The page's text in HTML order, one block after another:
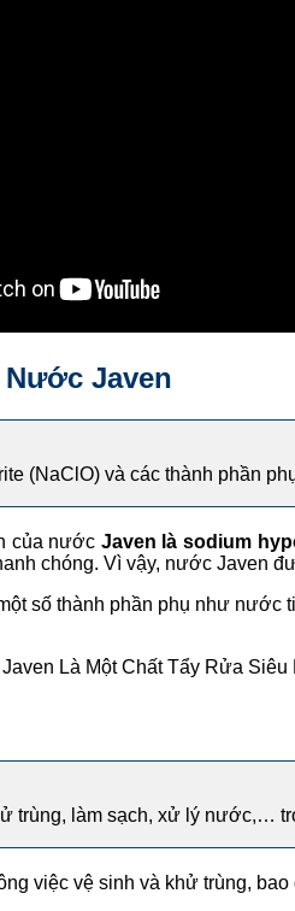
Javen
(NaClO) và các thành phần
của nước Javen là sodium
chóng. Vì vậy, nước Javen
số thành phần phụ như nước
Là Một Chất Tẩy Rửa Siêu
trùng, làm sạch, xử lý nước,…
việc vệ sinh và khử trùng, bao